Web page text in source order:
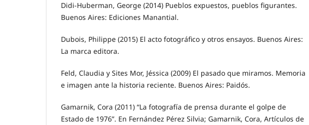
Didi-Huberman, George (2014) Pueblos expuestos, pueblos figurantes.
Buenos Aires: Ediciones Manantial.
Dubois, Philippe (2015) El acto fotográfico y otros ensayos. Buenos Aires:
La marca editora.
Feld, Claudia y Sites Mor, Jéssica (2009) El pasado que miramos. Memoria
e imagen ante la historia reciente. Buenos Aires: Paidós.
Gamarnik, Cora (2011) “La fotografía de prensa durante el golpe de
Estado de 1976”. En Fernández Pérez Silvia; Gamarnik, Cora, Artículos de